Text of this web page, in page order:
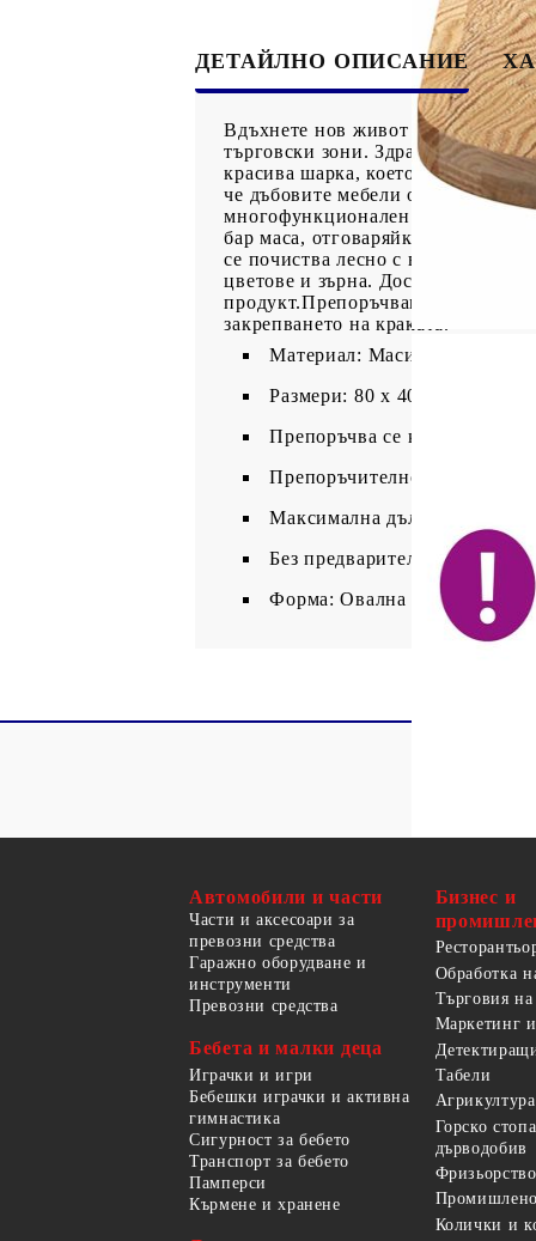
ДЕТАЙЛНО ОПИСАНИЕ
Вдъхнете нов живот на масата си
търговски зони. Здрави и
красива шарка, което я прави
че дъбовите мебели остават
многофункционален плот може
бар маса, отговаряйки на
се почиства лесно с влажна
цветове и зърна. Доставката е на
продукт.Препоръчваме ви да
закрепването на краката.
Материал: Масивно дъбово
Размери: 80 x 40 x 4 см (Д x
Препоръчва се като плот за
Препоръчително количество
Максимална дълбочина на
Без предварително пробити
Форма: Овална
Автомобили и части
Части и аксесоари за
превозни средства
Гаражно оборудване и
инструменти
Превозни средства
Бебета и малки деца
Играчки и игри
Бебешки играчки и активна
гимнастика
Сигурност за бебето
Транспорт за бебето
Памперси
Кърмене и хранене
Бизнес и
Обработка
Търговия
Маркетинг
Табели
Агрикултура
Горско
дърводобив
Колички и